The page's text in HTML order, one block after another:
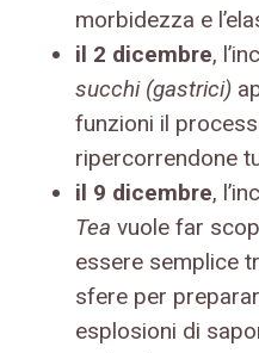
morbidezza e
il 2 dicembre,
succhi (gastrici)
funzioni il
ripercorrendone
il 9 dicembre,
Tea vuole far
essere semplice
sfere per
esplosioni di